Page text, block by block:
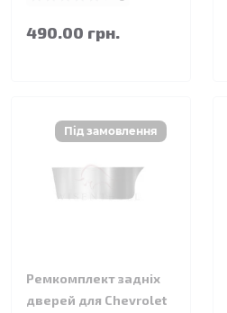
490.00 грн.
Ремкомплект задніх
дверей для Chevrolet